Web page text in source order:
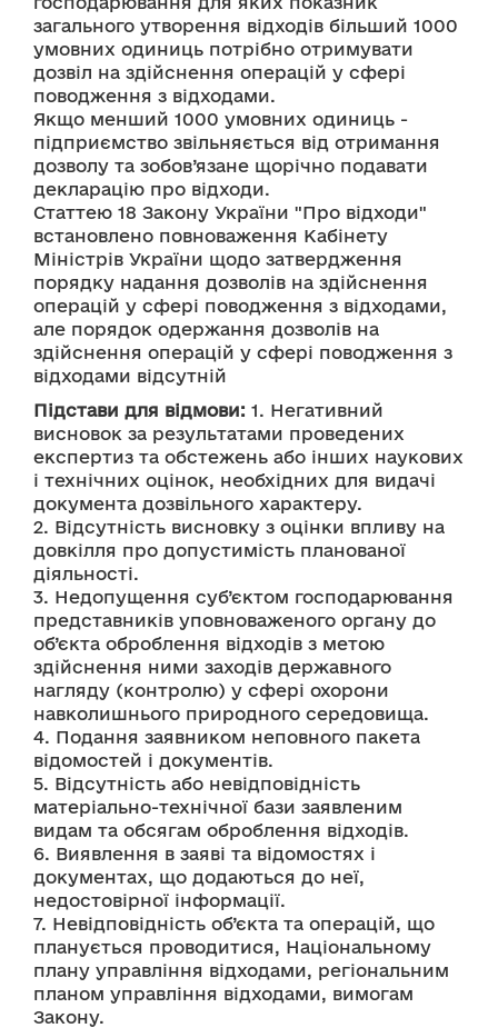
загального утворення відходів більший 1000
умовних одиниць потрібно отримувати
дозвіл на здійснення операцій у сфері
поводження з відходами.
Якщо менший 1000 умовних одиниць -
підприємство звільняється від отримання
дозволу та зобов’язане щорічно подавати
декларацію про відходи.
Статтею 18 Закону України "Про відходи"
встановлено повноваження Кабінету
Міністрів України щодо затвердження
порядку надання дозволів на здійснення
операцій у сфері поводження з відходами,
але порядок одержання дозволів на
здійснення операцій у сфері поводження з
відходами відсутній
Підстави для відмови: 1. Негативний
висновок за результатами проведених
експертиз та обстежень або інших наукових
і технічних оцінок, необхідних для видачі
документа дозвільного характеру.
2. Відсутність висновку з оцінки впливу на
довкілля про допустимість планованої
діяльності.
3. Недопущення суб’єктом господарювання
представників уповноваженого органу до
об’єкта оброблення відходів з метою
здійснення ними заходів державного
нагляду (контролю) у сфері охорони
навколишнього природного середовища.
4. Подання заявником неповного пакета
відомостей і документів.
5. Відсутність або невідповідність
матеріально-технічної бази заявленим
видам та обсягам оброблення відходів.
6. Виявлення в заяві та відомостях і
документах, що додаються до неї,
недостовірної інформації.
7. Невідповідність об’єкта та операцій, що
планується проводитися, Національному
плану управління відходами, регіональним
планом управління відходами, вимогам
Закону.